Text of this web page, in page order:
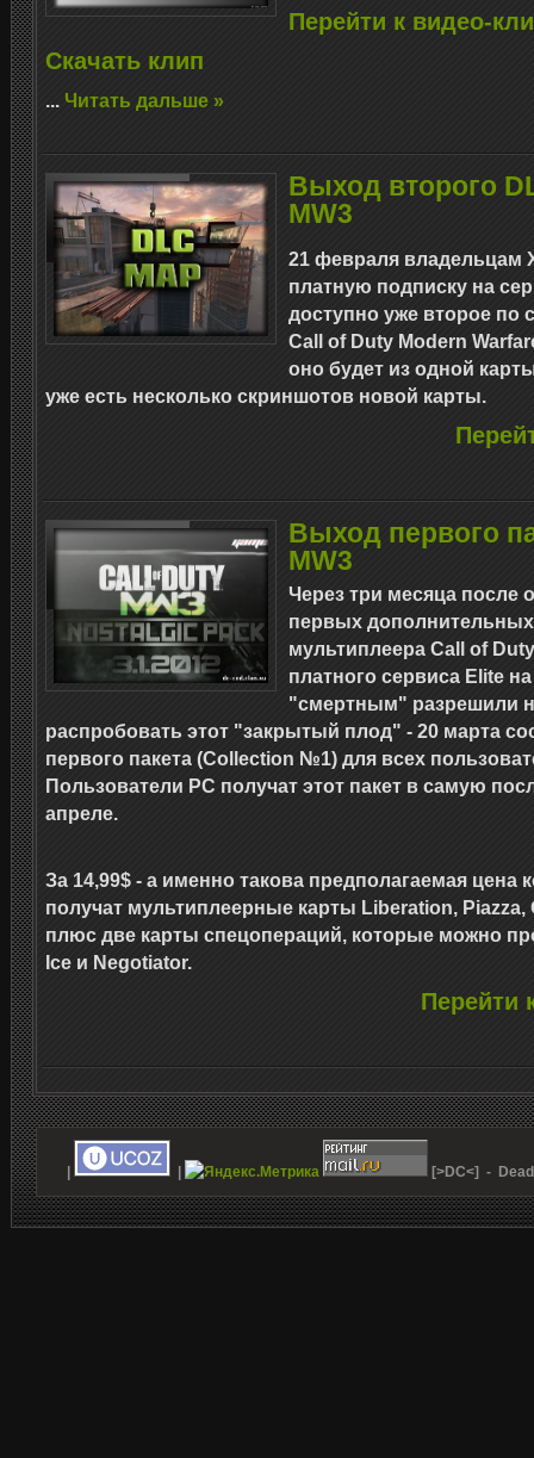
Перейти к видео-
Скачать клип
... Читать дальше »
Выход второго
MW3
21 февраля владельцам
платную подписку на
доступно уже второе по
Call of Duty Modern
оно будет из одной
уже есть несколько скриншотов новой карты.
Выход первого
MW3
Через три месяца после
первых дополнительных
мультиплеера Call of
платного сервиса Elite
"смертным" разрешили
распробовать этот "закрытый плод" - 20 марта
первого пакета (Collection №1) для всех
Пользователи PC получат этот пакет в самую
апреле.
За 14,99$ - а именно такова предполагаемая цена
получат мультиплеерные карты Liberation, Piazza,
плюс две карты спецопераций, которые можно
Ice и Negotiator.
Перейти
| | [>DC<] -